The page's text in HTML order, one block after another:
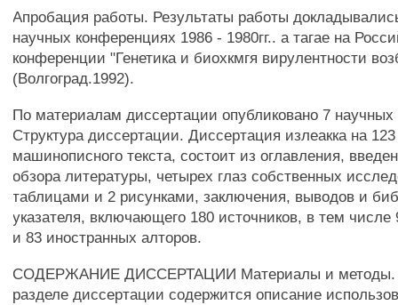
Апробация работы. Результаты работы
научных конференциях 1986 - 1980гг.. а тагае на
конференции "Генетика и биохкмгя вирулентности
(Волгоград.1992).
По материалам диссертации опубликовано 7 научных
Структура диссертации. Диссертация излеакка на
машинописного текста, состоит из оглавления,
обзора литературы, четырех глаз собственных
таблицами и 2 рисунками, заключения, выводов и
указателя, включающего 180 источников, в тем числе
и 83 иностранных алторов.
СОДЕРЖАНИЕ ДИССЕРТАЦИИ Материалы и методы.
разделе диссертации содержится описание